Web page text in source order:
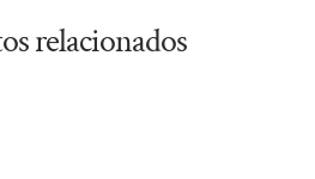
relacionados